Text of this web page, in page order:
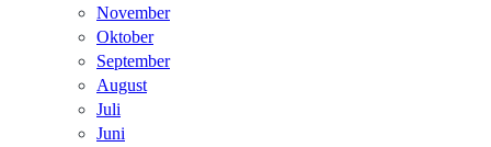
November
Oktober
September
August
Juli
Juni